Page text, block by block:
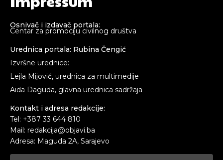
Osnivač i izdavač portala:
Centar za promociju civilnog društva
Urednica portala: Rubina Čengić
Izvršne urednice:
Lejla Mijović, urednica za multimedije
Aida Daguda, glavna urednica sadržaja
Kontakt i adresa redakcije:
Tel: +387 33 644 810
Mail: redakcija@objavi.ba
Adresa: Maguda 2A, Sarajevo